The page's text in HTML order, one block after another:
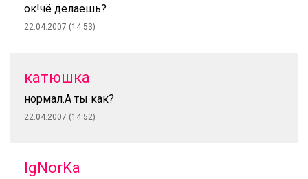
ок!чё делаешь?
22.04.2007 (14:53)
катюшка
нормал.А ты как?
22.04.2007 (14:52)
IgNorKa